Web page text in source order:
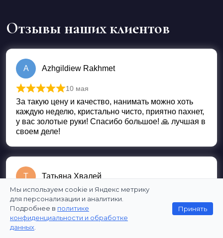
Отзывы наших клиентов
A Azhgildiew Rakhmet
Оценка
10 мая
За такую цену и качество, нанимать можно хоть
каждую неделю, кристально чисто, приятно пахнет,
у вас золотые руки! Спасибо большое! 🙏 лучшая в
своем деле!
Т Татьяна Хвалей
Оценка5из 5
4 мая
Очень быстрая уборка этой клининговой службой.
К тому же очень качественно и чисто. После
ремонта особенно подходит. Все будет чисто и
Мы используем cookie и Яндекс метрику
для персонализации и аналитики.
Подробнее в политике
конфиденциальности и обработке
данных
Принять